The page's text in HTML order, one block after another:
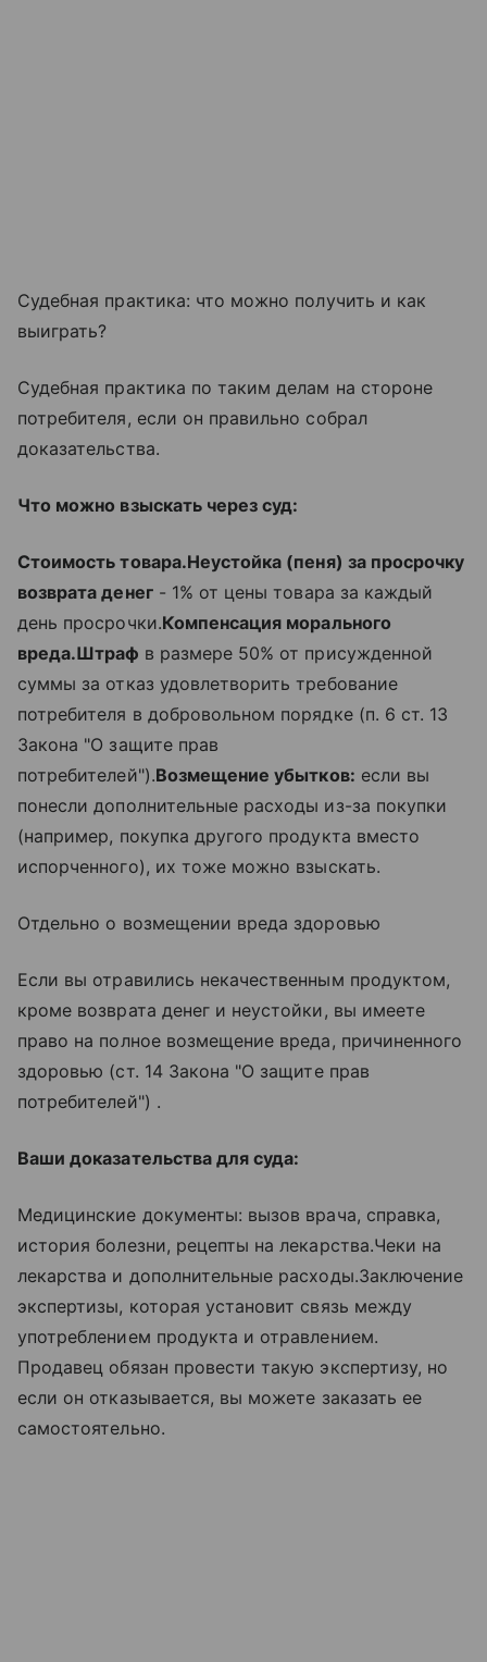
Судебная практика: что можно получить и как
выиграть?
Судебная практика по таким делам на стороне
потребителя, если он правильно собрал
доказательства.
Что можно взыскать через суд:
Стоимость товара.Неустойка (пеня) за просрочку
возврата денег- 1% от цены товара за каждый
день просрочки.Компенсация морального
вреда.Штраф в размере 50% от присужденной
суммы за отказ удовлетворить требование
потребителя в добровольном порядке (п. 6 ст. 13
Закона "О защите прав
потребителей").Возмещение убытков: если вы
понесли дополнительные расходы из-за покупки
(например, покупка другого продукта вместо
испорченного), их тоже можно взыскать.
Отдельно о возмещении вреда здоровью
Если вы отравились некачественным продуктом,
кроме возврата денег и неустойки, вы имеете
право на полное возмещение вреда, причиненного
здоровью (ст. 14 Закона "О защите прав
потребителей") .
Ваши доказательства для суда:
Медицинские документы: вызов врача, справка,
история болезни, рецепты на лекарства.Чеки на
лекарства и дополнительные расходы.Заключение
экспертизы, которая установит связь между
употреблением продукта и отравлением.
Продавец обязан провести такую экспертизу, но
если он отказывается, вы можете заказать ее
самостоятельно.